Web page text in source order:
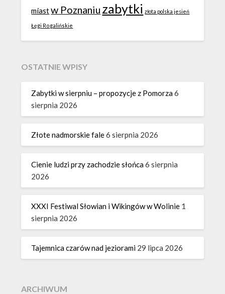
miastw Poznaniu zabytki złota polska jesień
Łęgi Rogalińskie
OSTATNIE WPISY
Zabytki w sierpniu – propozycje z Pomorza6
sierpnia 2026
Złote nadmorskie fale6 sierpnia 2026
Cienie ludzi przy zachodzie słońca6 sierpnia
2026
XXXI Festiwal Słowian i Wikingów w Wolinie 1
sierpnia 2026
Tajemnica czarów nad jeziorami 29 lipca 2026
ARCHIWUM